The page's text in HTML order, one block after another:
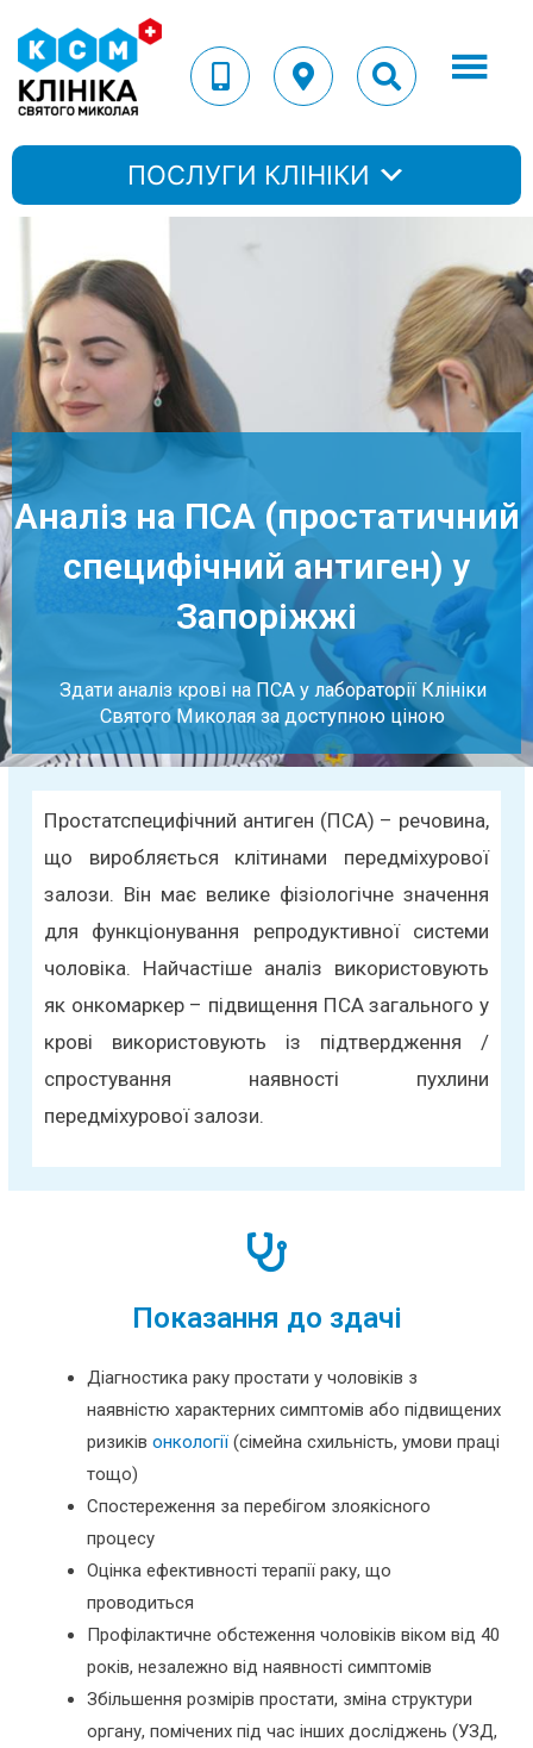
ПОСЛУГИ КЛІНІКИ
Аналіз на ПСА (простатичний
специфічний антиген) у
Запоріжжі
Здати аналіз крові на ПСА у лабораторії Клініки
Святого Миколая за доступною ціною
Простатспецифічний антиген (ПСА) – речовина,
що виробляється клітинами передміхурової
залози. Він має велике фізіологічне значення
для функціонування репродуктивної системи
чоловіка. Найчастіше аналіз використовують
як онкомаркер – підвищення ПСА загального у
крові використовують із підтвердження /
спростування наявності пухлини
передміхурової залози.
Показання до здачі
Діагностика раку простати у чоловіків з
наявністю характерних симптомів або підвищених
ризиків онкології(сімейна схильність, умови праці
тощо)
Спостереження за перебігом злоякісного
процесу
Оцінка ефективності терапії раку, що
проводиться
Профілактичне обстеження чоловіків віком від 40
років, незалежно від наявності симптомів
Збільшення розмірів простати, зміна структури
органу, помічених під час інших досліджень (УЗД,